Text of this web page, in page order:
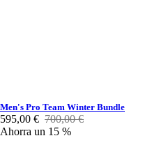
Men's Pro Team Winter Bundle
595,00 € 700,00 €
Ahorra un 15 %